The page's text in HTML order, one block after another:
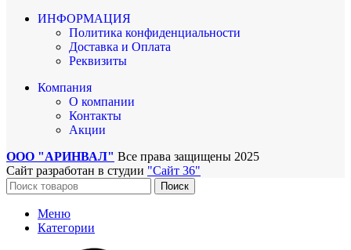
ИНФОРМАЦИЯ
Политика конфиденциальности
Доставка и Оплата
Реквизиты
Компания
О компании
Контакты
Акции
ООО "АРИНВАЛ" Все права защищены 2025
Сайт разработан в студии "Сайт 36"
Поиск
Меню
Категории